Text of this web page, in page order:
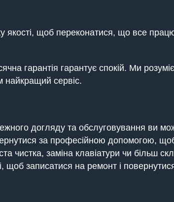
якості, щоб переконатися, що все
гарантія гарантує спокій. Ми
сервіс.
догляду та обслуговування ви
за професійною допомогою, щоб
чистка, заміна клавіатури чи більш
щоб записатися на ремонт і